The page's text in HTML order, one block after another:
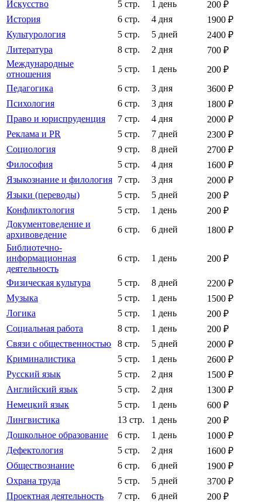
Искусство 5 стр. 1 день
200 ₽
История
6 стр. 4 дня
1900 ₽
Культурология
5 стр. 5 дней
2400 ₽
Литература
8 стр. 2 дня
700 ₽
Международные
отношения
5 стр. 1 день
200 ₽
Педагогика
6 стр. 3 дня
3600 ₽
Психология
6 стр. 3 дня
1800 ₽
Право и юриспруденция
7 стр. 4 дня
2000 ₽
Реклама и PR
5 стр. 7 дней
2300 ₽
Социология
9 стр. 8 дней
2700 ₽
Философия
5 стр. 4 дня
1600 ₽
Языкознание и филология 7 стр. 3 дня
2000 ₽
Языки (переводы)
5 стр. 5 дней
200 ₽
Конфликтология
5 стр. 1 день
200 ₽
Документоведение и
архивоведение
6 стр. 6 дней
1800 ₽
Библиотечно-
информационная
деятельность
6 стр. 1 день 200 ₽
Физическая культура 5 стр. 8 дней
2200 ₽
Музыка
5 стр. 1 день
1500 ₽
Логика
5 стр. 1 день
200 ₽
Социальная работа
8 стр. 1 день
200 ₽
Связи с общественностью
8 стр. 5 дней
2000 ₽
Криминалистика
5 стр. 1 день
2600 ₽
Русский язык
5 стр. 2 дня
1500 ₽
Английский язык
5 стр. 2 дня
1300 ₽
Немецкий язык
5 стр. 1 день
600 ₽
Лингвистика
13 стр. 1 день
200 ₽
Дошкольное образование
6 стр. 1 день
1000 ₽
Дефектология
5 стр. 2 дня
1600 ₽
Обществознание
6 стр. 6 дней
1900 ₽
Охрана труда
5 стр. 5 дней
3700 ₽
Проектная деятельность
7 стр. 6 дней
200 ₽